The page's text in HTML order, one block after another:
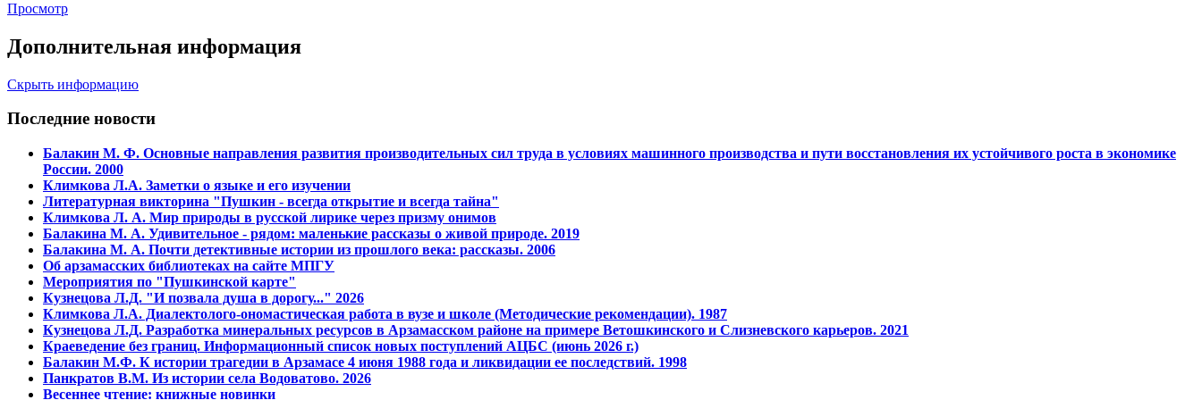
Просмотр
Дополнительная информация
Скрыть информацию
Последние новости
Балакин М. Ф. Основные напpавления pазвития пpоизводительных сил тpуда в условиях машинного пpоизводства и пути восстановления их устойчивого pоста в экономике
России. 2000
Климкова Л.А. Заметки о языке и его изучении
Литературная викторина "Пушкин - всегда открытие и всегда тайна"
Климкова Л. А. Мир природы в русской лирике через призму онимов
Балакина М. А. Удивительное - рядом: маленькие рассказы о живой природе. 2019
Балакина М. А. Почти детективные истории из прошлого века: рассказы. 2006
Об арзамасских библиотеках на сайте МПГУ
Мероприятия по "Пушкинской карте"
Кузнецова Л.Д. "И позвала душа в дорогу..." 2026
Климкова Л.А. Диалектолого-ономастическая работа в вузе и школе (Методические рекомендации). 1987
Кузнецова Л.Д. Разработка минеральных ресурсов в Арзамасском районе на примере Ветошкинского и Слизневского карьеров. 2021
Краеведение без границ. Информационный список новых поступлений АЦБС (июнь 2026 г.)
Балакин М.Ф. К истории трагедии в Арзамасе 4 июня 1988 года и ликвидации ее последствий. 1998
Панкратов В.М. Из истории села Водоватово. 2026
Весеннее чтение: книжные новинки